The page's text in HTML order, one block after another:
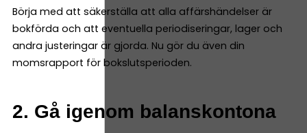
Börja med att säkerställa att alla affärshändelser är
bokförda och att eventuella periodiseringar, lager och
andra justeringar är gjorda. Nu gör du även din
momsrapport för bokslutsperioden.
2. Gå igenom balanskontona